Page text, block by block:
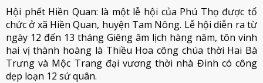
Hội phết Hiền Quan: là một lễ hội của Phú Thọ được tổ
chức ở xã Hiền Quan, huyện Tam Nông. Lễ hội diễn ra từ
ngày 12 đến 13 tháng Giêng âm lịch hàng năm, tôn vinh
hai vị thành hoàng là Thiều Hoa công chúa thời Hai Bà
Trưng và Mộc Trang đại vương thời nhà Đinh có công
dẹp loạn 12 sứ quân.